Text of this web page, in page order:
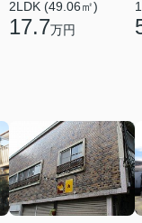
2LDK (49.06㎡)
17.7万円